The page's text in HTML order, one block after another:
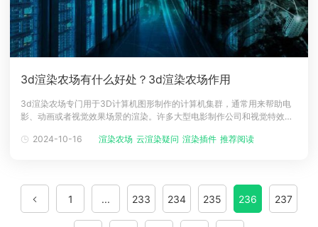
3d渲染农场有什么好处？3d渲染农场作用
3d渲染农场专门用于3D计算机图形制作的计算机集群，通常用来帮助电
影、动画或者视觉效果场景的渲染。许多大型电影制作公司和视觉特效工
云渲染服务来处理他们的渲染需求。本文整理3d渲染农场好处与作用，一
2024-10-16 渲染农场 云渲染疑问 渲染插件 推荐阅读
1 ... 233 234 235 236 237